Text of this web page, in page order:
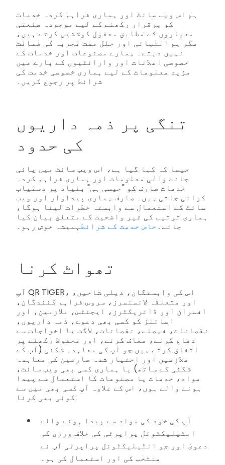
ہم اس ویب سائٹ اور ہماری فراہم کردہ خدمات
کو برقرار رکھنے کے لیے موجودہ صنعتی
معیاروں کے مطابق معقول کوششیں کرتے ہیں،
مگر ہم انتہائی اور خلل مفت تجربہ کی ضمانت
نہیں دیتے۔ ہمارے مصنوعات اور خدمات کے
خصوصی اعلانات اور وارانٹیوں کے بارے میں
مزید معلومات کے لیے ہماری خصوصی خدمت کی
شرائط پر رجوع کریں۔
تنگی پر ذمہ داریوں
کی حدود
جیسا کہ کہا گیا ہے، اس ویب سائٹ میں پائی
جانے والی معلومات اور ہماری فراہم کردہ
خدمات صارف کو "جیسی ہی" بنیاد پر دستیاب
کرائی جاتی ہیں۔ صارف ہماری پیداوار اور ویب
سائٹ کے استعمال سے وابستہ خطرات لینا ہوگا،
ہماری ترتیب کی غیر واضحیت کے متعلق بیان کیا
جائے۔ خاص خدمت کے شرائطہمیشہ خوش رہو۔
تھواٹ کرنا
آپ QR TIGER، اس کی وابستگان، ذیلی شاخیں،
اور متعلقہ لائسنسرز، سروس فراہم کنندگان،
افسران اور ڈائریکٹرز، ایجنٹس، ملازمین، اور
اسائنز کو کسی بھی دعوے، ذمہ داریوں،
نقصانات، فیصلے، نقصانات، لاگت یا اخراجات سے
دفاع کرنے، معاف کرنے، اور محفوظ رکھنے پر
اتفاق کرتے ہیں جو آپ کی معاہدہ شکنی (آپ کے
ملازمین اور اختیار شدہ صارفین کی معاہدہ
شکنی کے ساتھ) یا ہماری کسی بھی ویب سائٹ،
مواد، خدمات یا مصنوعات کا استعمال سے پیدا
ہونے والے ہوں، اس کے علاوہ آپ کسی بھی میں سے
کوئی بھی کرنا:
آپ کی خود کی مواد سے پیدا ہونے والے
انٹیلیکٹوئل پراپرٹی کی خلاف ورزی کی
دعویٰ اور جو انٹیلیکٹوئل پراپرٹی آپ نے
منتخب کی اور استعمال کی ہو۔